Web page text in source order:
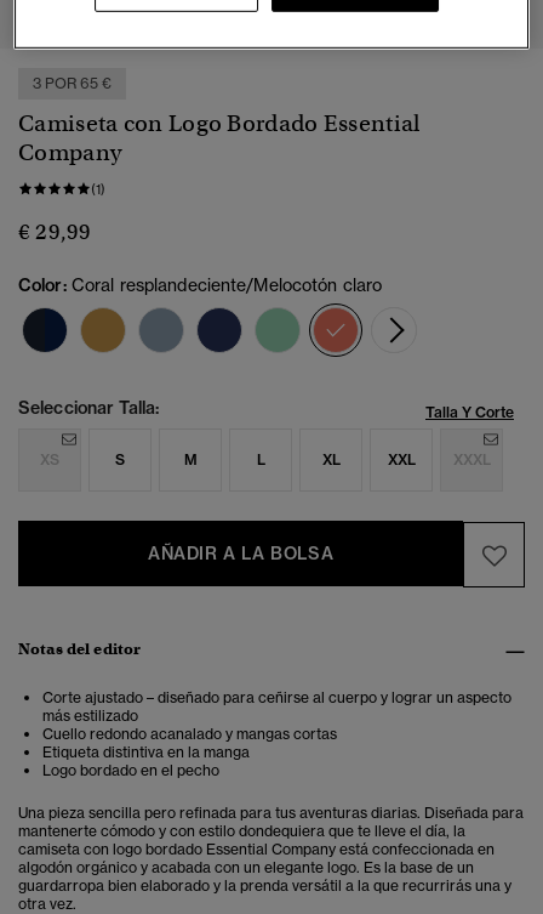
3 POR 65 €
Camiseta con Logo Bordado Essential
Company
(1)
€ 29,99
Color: Coral resplandeciente/Melocotón claro
seleccionado
Seleccionar Talla: Talla Y Corte
XS S M L XL XXL XXXL
AÑADIR A LA BOLSA
Notas del editor
Corte ajustado – diseñado para ceñirse al cuerpo y lograr un aspecto
más estilizado
Cuello redondo acanalado y mangas cortas
Etiqueta distintiva en la manga
Logo bordado en el pecho
Una pieza sencilla pero refinada para tus aventuras diarias. Diseñada para
mantenerte cómodo y con estilo dondequiera que te lleve el día, la
camiseta con logo bordado Essential Company está confeccionada en
algodón orgánico y acabada con un elegante logo. Es la base de un
guardarropa bien elaborado y la prenda versátil a la que recurrirás una y
otra vez.